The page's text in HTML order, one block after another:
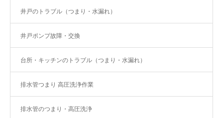
井戸のトラブル（つまり・水漏れ）
井戸ポンプ故障・交換
台所・キッチンのトラブル（つまり・水漏れ）
排水管つまり 高圧洗浄作業
排水管のつまり・高圧洗浄